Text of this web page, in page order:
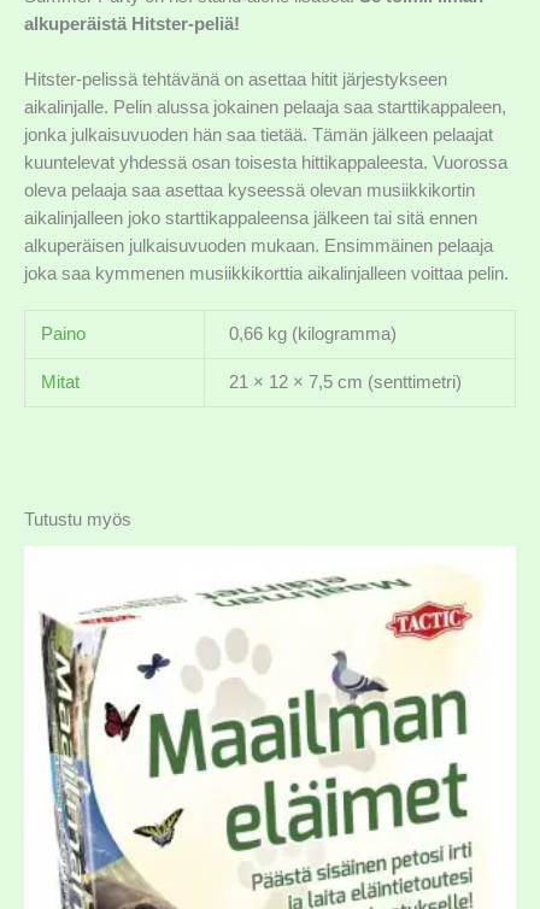
alkuperäistä Hitster-peliä!
Hitster-pelissä tehtävänä on asettaa hitit järjestykseen
aikalinjalle. Pelin alussa jokainen pelaaja saa starttikappaleen,
jonka julkaisuvuoden hän saa tietää. Tämän jälkeen pelaajat
kuuntelevat yhdessä osan toisesta hittikappaleesta. Vuorossa
oleva pelaaja saa asettaa kyseessä olevan musiikkikortin
aikalinjalleen joko starttikappaleensa jälkeen tai sitä ennen
alkuperäisen julkaisuvuoden mukaan. Ensimmäinen pelaaja
joka saa kymmenen musiikkikorttia aikalinjalleen voittaa pelin.
Paino 0,66 kg (kilogramma)
Mitat 21 × 12 × 7,5 cm (senttimetri)
Tutustu myös